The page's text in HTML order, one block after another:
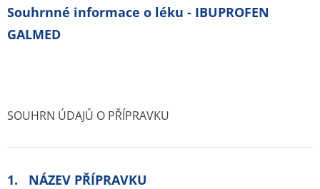
Souhrnné informace o léku - IBUPROFEN
GALMED
SOUHRN ÚDAJŮ O PŘÍPRAVKU
1. NÁZEV PŘÍPRAVKU